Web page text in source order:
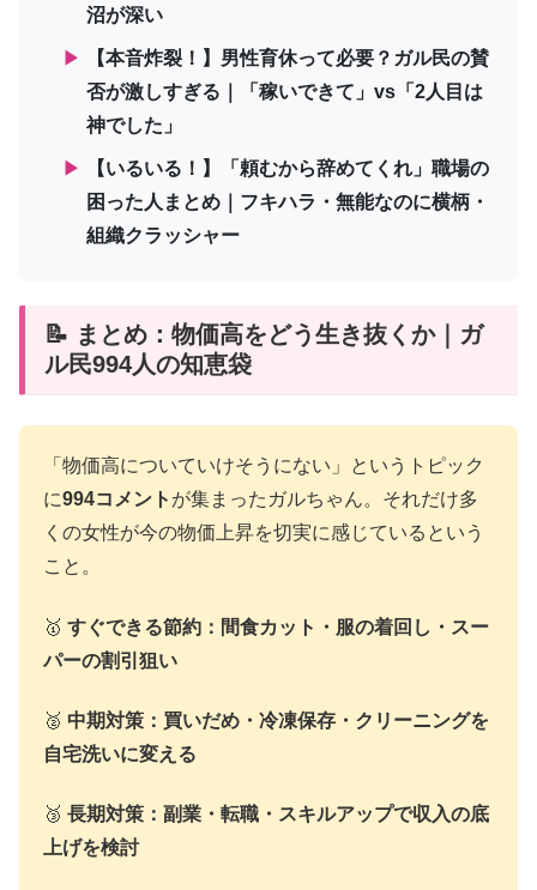
沼が深い
▶
【本音炸裂！】男性育休って必要？ガル民の賛
否が激しすぎる｜「稼いできて」vs「2人目は
神でした」
▶
【いるいる！】「頼むから辞めてくれ」職場の
困った人まとめ｜フキハラ・無能なのに横柄・
組織クラッシャー
📝 まとめ：物価高をどう生き抜くか｜ガ
ル民994人の知恵袋
「物価高についていけそうにない」というトピック
に994コメント が集まったガルちゃん。それだけ多
くの女性が今の物価上昇を切実に感じているという
こと。
🥇 すぐできる節約：間食カット・服の着回し・スー
パーの割引狙い
🥈 中期対策：買いだめ・冷凍保存・クリーニングを
自宅洗いに変える
🥉 長期対策：副業・転職・スキルアップで収入の底
上げを検討